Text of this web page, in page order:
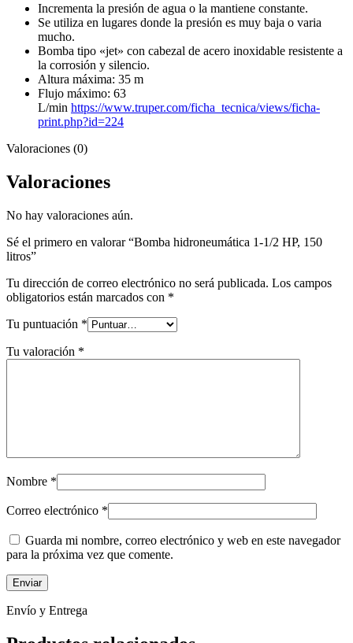
Incrementa la presión de agua o la mantiene constante.
Se utiliza en lugares donde la presión es muy baja o varia
mucho.
Bomba tipo «jet» con cabezal de acero inoxidable resistente a
la corrosión y silencio.
Altura máxima: 35 m
Flujo máximo: 63
L/min https://www.truper.com/ficha_tecnica/views/ficha-
print.php?id=224
Valoraciones (0)
Valoraciones
No hay valoraciones aún.
Sé el primero en valorar “Bomba hidroneumática 1-1/2 HP, 150
litros”
Tu dirección de correo electrónico no será publicada. Los campos
obligatorios están marcados con *
Tu puntuación *
Tu valoración *
Nombre *
Correo electrónico *
Guarda mi nombre, correo electrónico y web en este navegador
para la próxima vez que comente.
Envío y Entrega